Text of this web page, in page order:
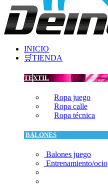
INICIO
🛒TIENDA
TEXTIL
Ropa juego
Ropa calle
Ropa técnica
BALONES
Balones juego
Entrenamiento/ocio